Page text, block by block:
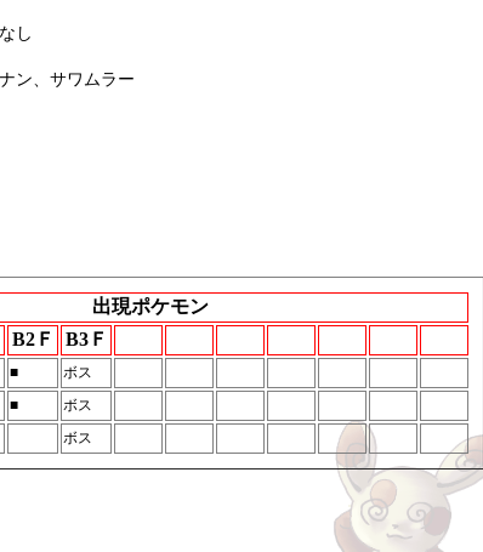
し
ン、サワムラー
出現ポケモン
B2Ｆ
B3Ｆ
■ ボス
■ ボス
ボス